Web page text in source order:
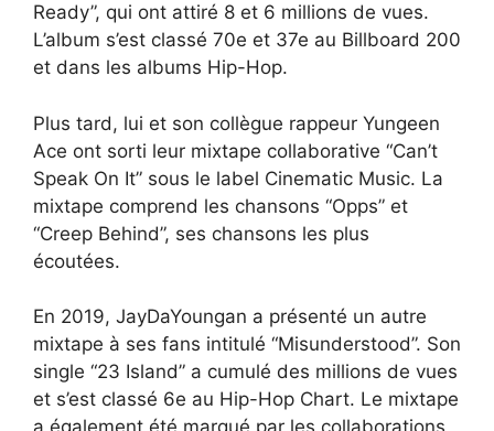
Ready”, qui ont attiré 8 et 6 millions de vues.
L’album s’est classé 70e et 37e au Billboard 200
et dans les albums Hip-Hop.
Plus tard, lui et son collègue rappeur Yungeen
Ace ont sorti leur mixtape collaborative “Can’t
Speak On It” sous le label Cinematic Music. La
mixtape comprend les chansons “Opps” et
“Creep Behind”, ses chansons les plus
écoutées.
En 2019, JayDaYoungan a présenté un autre
mixtape à ses fans intitulé “Misunderstood”. Son
single “23 Island” a cumulé des millions de vues
et s’est classé 6e au Hip-Hop Chart. Le mixtape